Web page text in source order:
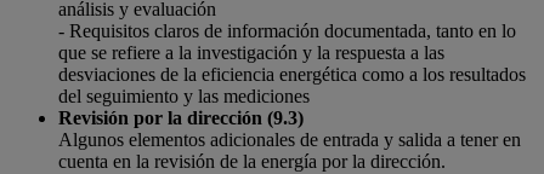
análisis y evaluación
- Requisitos claros de información documentada, tanto en lo
que se refiere a la investigación y la respuesta a las
desviaciones de la eficiencia energética como a los resultados
del seguimiento y las mediciones
Revisión por la dirección (9.3)
Algunos elementos adicionales de entrada y salida a tener en
cuenta en la revisión de la energía por la dirección.